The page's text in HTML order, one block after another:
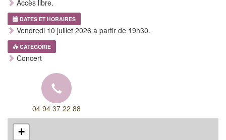
Accès libre.
DATES ET HORAIRES
Vendredi 10 juillet 2026 à partir de 19h30.
CATEGORIE
Concert
04 94 37 22 88
+